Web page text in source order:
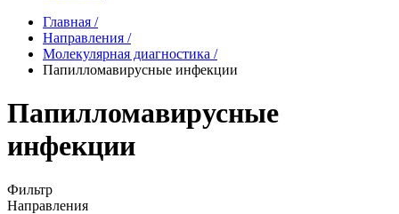
Главная /
Направления /
Молекулярная диагностика /
Папилломавирусные инфекции
Папилломавирусные
инфекции
Фильтр
Направления